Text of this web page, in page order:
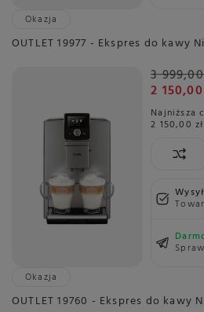
Okazja
OUTLET 19977 - Ekspres do kawy
3
2
Najniższa
2 150,00 zł
Okazja
OUTLET 19760 - Ekspres do kawy